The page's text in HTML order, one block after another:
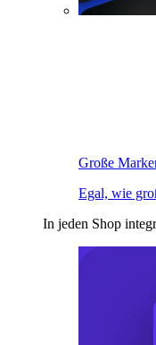
Große
Egal, wie
In jeden Shop